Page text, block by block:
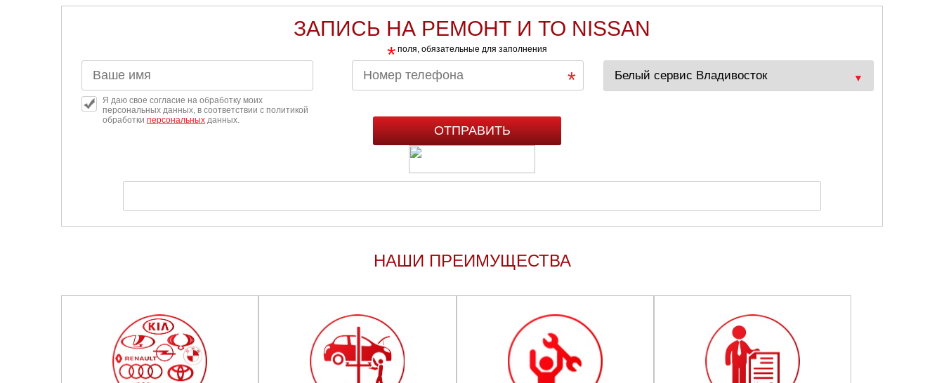
ЗАПИСЬ НА РЕМОНТ И ТО NISSAN
* поля, обязательные для заполнения
Я даю свое согласие на обработку моих
персональных данных, в соответствии с политикой
обработки персональных данных.
НАШИ ПРЕИМУЩЕСТВА